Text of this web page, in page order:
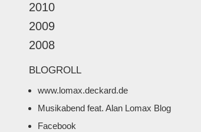
2010
2009
2008
BLOGROLL
www.lomax.deckard.de
Musikabend feat. Alan Lomax Blog
Facebook